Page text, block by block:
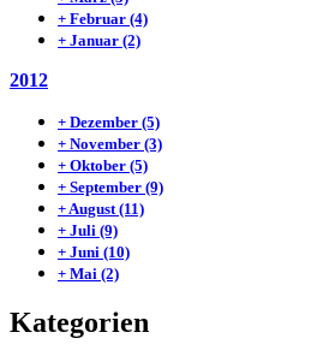
+ Februar (4)
+ Januar (2)
2012
+ Dezember (5)
+ November (3)
+ Oktober (5)
+ September (9)
+ August (11)
+ Juli (9)
+ Juni (10)
+ Mai (2)
Kategorien